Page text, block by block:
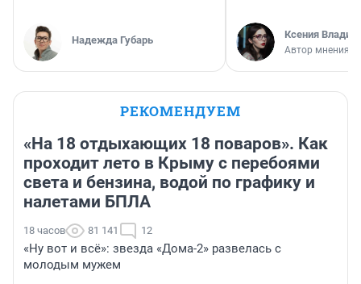
Надежда Губарь Ксения
Автор мнения
РЕКОМЕНДУЕМ
«На 18 отдыхающих 18 поваров». Как
проходит лето в Крыму с перебоями
света и бензина, водой по графику и
налетами БПЛА
18 часов 81 141 12
«Ну вот и всё»: звезда «Дома-2» развелась с
молодым мужем